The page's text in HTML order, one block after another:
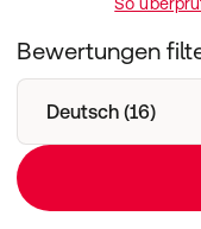
Bewertungen
Deutsch (16)